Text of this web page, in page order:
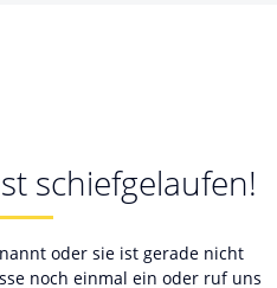
schiefgelaufen!
oder sie ist gerade nicht
noch einmal ein oder ruf uns